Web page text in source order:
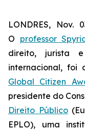
LONDRES, Nov.
O professor
direito, jurista
internacional, foi
Global Citizen
presidente do
Direito Público
EPLO), uma